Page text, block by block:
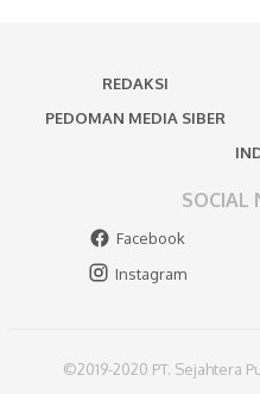
REDAKSI
PEDOMAN MEDIA SIBER
SOCIAL
Facebook
Instagram
©2019-2020 PT. Sejahtera